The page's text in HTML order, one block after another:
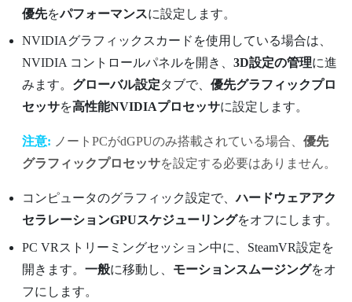
優先をパフォーマンスに設定します。
NVIDIAグラフィックスカードを使用している場合は、
NVIDIA コントロールパネルを開き、 3D設定の管理に進
みます。 グローバル設定タブで、 優先グラフィックプロ
セッサを高性能NVIDIAプロセッサに設定します。
注意: ノートPCがdGPUのみ搭載されている場合、 優先
グラフィックプロセッサを設定する必要はありません。
コンピュータのグラフィック設定で、ハードウェアアク
セラレーションGPUスケジューリングをオフにします。
PC VRストリーミングセッション中に、SteamVR設定を
開きます。 一般に移動し、 モーションスムージングをオ
フにします。